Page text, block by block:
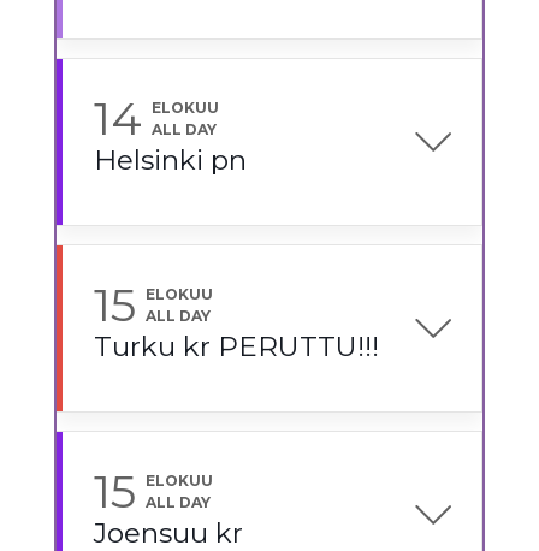
14
ELOKUU
ALL DAY
Helsinki pn
15
ELOKUU
ALL DAY
Turku kr PERUTTU!!!
15
ELOKUU
ALL DAY
Joensuu kr